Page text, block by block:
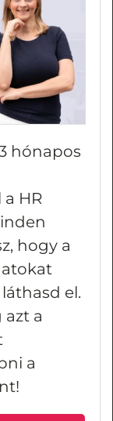
hónapos
HR
hogy a
el.
azt a
a